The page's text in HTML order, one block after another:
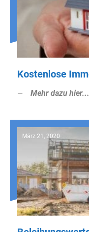
Kostenlose
Mehr dazu hier...
März 21, 2020